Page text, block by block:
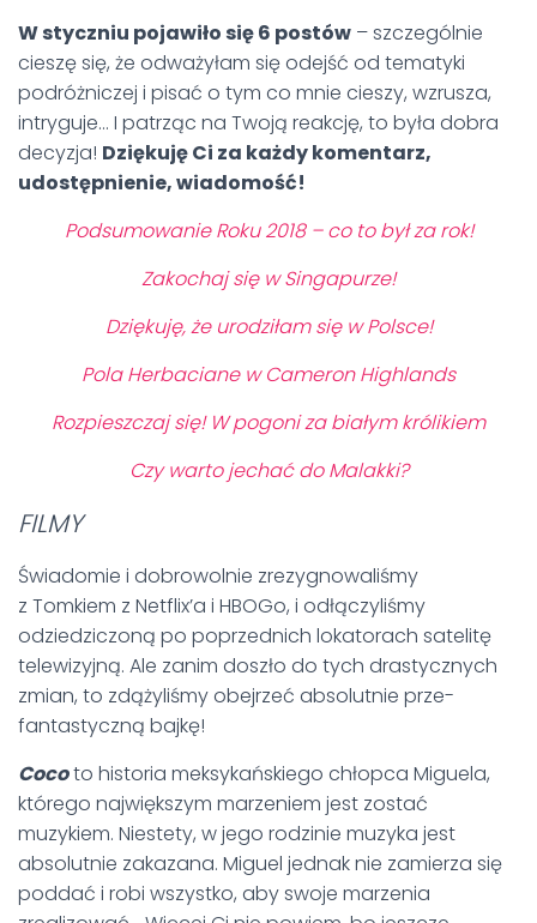
W styczniu pojawiło się 6 postów – szczególnie
cieszę się, że odważyłam się odejść od tematyki
podróżniczej i pisać o tym co mnie cieszy, wzrusza,
intryguje… I patrząc na Twoją reakcję, to była dobra
decyzja! Dziękuję Ci za każdy komentarz,
udostępnienie, wiadomość!
Podsumowanie Roku 2018 – co to był za rok!
Zakochaj się w Singapurze!
Dziękuję, że urodziłam się w Polsce!
Pola Herbaciane w Cameron Highlands
Rozpieszczaj się! W pogoni za białym królikiem
Czy warto jechać do Malakki?
FILMY
Świadomie i dobrowolnie zrezygnowaliśmy
z Tomkiem z Netflix’a i HBOGo, i odłączyliśmy
odziedziczoną po poprzednich lokatorach satelitę
telewizyjną. Ale zanim doszło do tych drastycznych
zmian, to zdążyliśmy obejrzeć absolutnie prze-
fantastyczną bajkę!
Cocoto historia meksykańskiego chłopca Miguela,
którego największym marzeniem jest zostać
muzykiem. Niestety, w jego rodzinie muzyka jest
absolutnie zakazana. Miguel jednak nie zamierza się
poddać i robi wszystko, aby swoje marzenia